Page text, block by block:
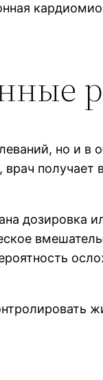
но и в
получает
дозировка